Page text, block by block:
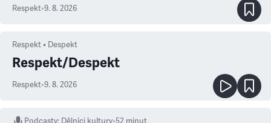
Respekt•9. 8. 2026
Respekt • Despekt
Respekt/Despekt
Respekt•9. 8. 2026